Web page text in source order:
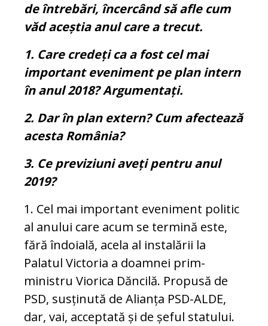
de întrebări, încercând să afle cum
văd aceștia anul care a trecut.
1. Care credeți ca a fost cel mai
important eveniment pe plan intern
în anul 2018? Argumentați.
2. Dar în plan extern? Cum afectează
acesta România?
3. Ce previziuni aveți pentru anul
2019?
1. Cel mai important eveniment politic
al anului care acum se termină este,
fără îndoială, acela al instalării la
Palatul Victoria a doamnei prim-
ministru Viorica Dăncilă. Propusă de
PSD, susținută de Alianța PSD-ALDE,
dar, vai, acceptată și de șeful statului.